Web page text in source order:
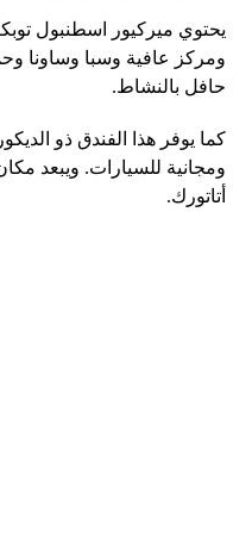
يحتوي ميركيور اسطنبول
ومركز عافية وسبا وساونا
حافل بالنشاط.
كما يوفر هذا الفندق ذو
أتاتورك.